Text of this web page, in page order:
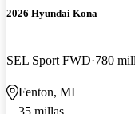
2026 Hyundai Kona
SEL Sport FWD 780
Fenton, MI